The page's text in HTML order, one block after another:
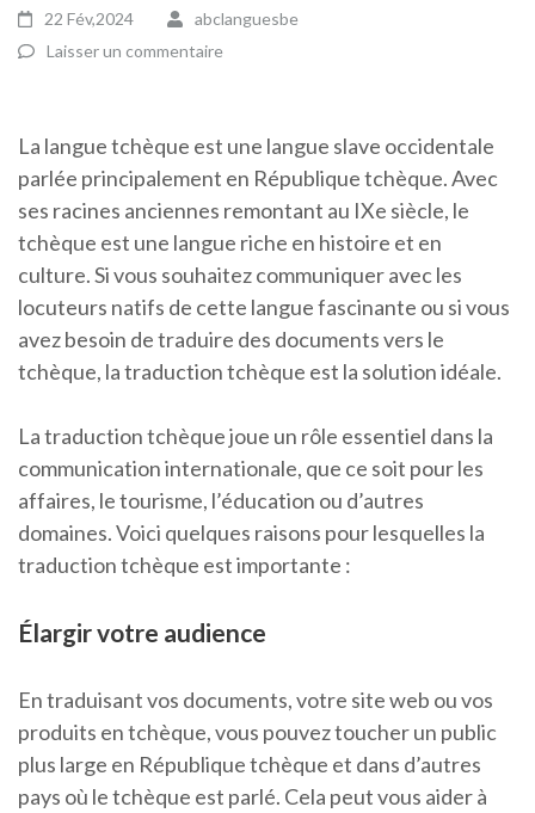
22 Fév,2024
abclanguesbe
Laisser un commentaire
La langue tchèque est une langue slave occidentale
parlée principalement en République tchèque. Avec
ses racines anciennes remontant au IXe siècle, le
tchèque est une langue riche en histoire et en
culture. Si vous souhaitez communiquer avec les
locuteurs natifs de cette langue fascinante ou si vous
avez besoin de traduire des documents vers le
tchèque, la traduction tchèque est la solution idéale.
La traduction tchèque joue un rôle essentiel dans la
communication internationale, que ce soit pour les
affaires, le tourisme, l’éducation ou d’autres
domaines. Voici quelques raisons pour lesquelles la
traduction tchèque est importante :
Élargir votre audience
En traduisant vos documents, votre site web ou vos
produits en tchèque, vous pouvez toucher un public
plus large en République tchèque et dans d’autres
pays où le tchèque est parlé. Cela peut vous aider à